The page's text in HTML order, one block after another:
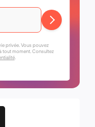
privée. Vous pouvez
tout moment. Consultez
.